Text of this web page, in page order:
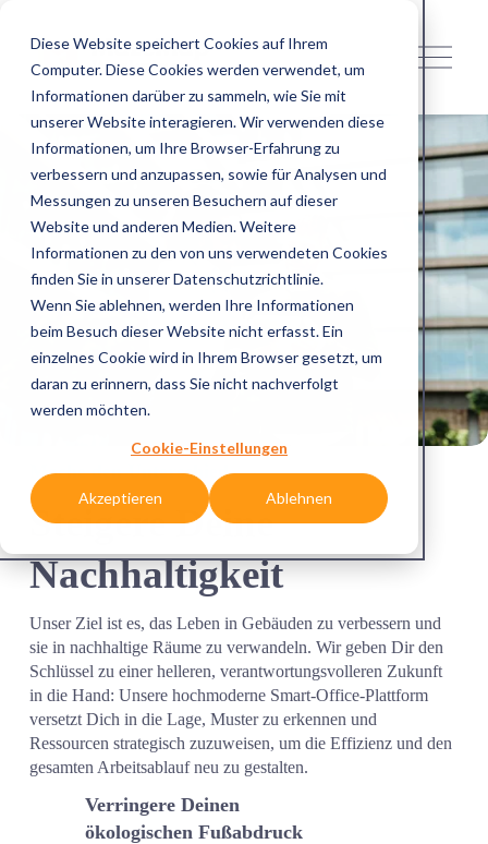
Diese Website speichert Cookies auf Ihrem
Computer. Diese Cookies werden verwendet, um
Informationen darüber zu sammeln, wie Sie mit
unserer Website interagieren. Wir verwenden diese
Informationen, um Ihre Browser-Erfahrung zu
verbessern und anzupassen, sowie für Analysen und
Messungen zu unseren Besuchern auf dieser
Website und anderen Medien. Weitere
Informationen zu den von uns verwendeten Cookies
finden Sie in unserer Datenschutzrichtlinie.
Wenn Sie ablehnen, werden Ihre Informationen
beim Besuch dieser Website nicht erfasst. Ein
einzelnes Cookie wird in Ihrem Browser gesetzt, um
daran zu erinnern, dass Sie nicht nachverfolgt
werden möchten.
Cookie-Einstellungen
Akzeptieren Ablehnen
M
e
ö
f
f
e
n
Mache den Unterschied
Steigere Deine
Nachhaltigkeit
Unser Ziel ist es, das Leben in Gebäuden zu verbessern und
sie in nachhaltige Räume zu verwandeln. Wir geben Dir den
Schlüssel zu einer helleren, verantwortungsvolleren Zukunft
in die Hand: Unsere hochmoderne Smart-Office-Plattform
versetzt Dich in die Lage, Muster zu erkennen und
Ressourcen strategisch zuzuweisen, um die Effizienz und den
gesamten Arbeitsablauf neu zu gestalten.
Verringere Deinen
ökologischen Fußabdruck